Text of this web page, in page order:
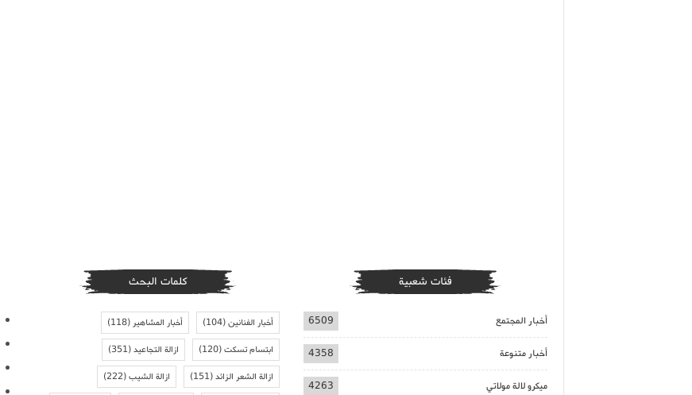
فئات شعبية
أخبار المجتمع 6509
أخبار متنوعة 4358
ميكرو لالة مولاتي 4263
كلمات البحث
أخبار الفنانين(104) أخبار المشاهير(118)
ابتسام تسكت(120) ازالة التجاعيد(351)
ازالة الشعر الزائد(151) ازالة الشيب(222)